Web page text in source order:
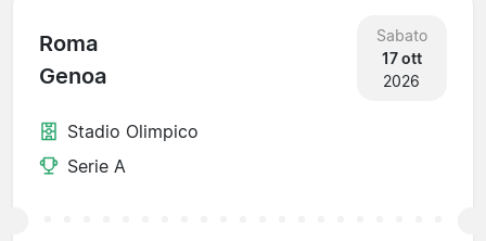
Roma
Genoa
Sabato
17 ott
2026
Stadio Olimpico
Serie A